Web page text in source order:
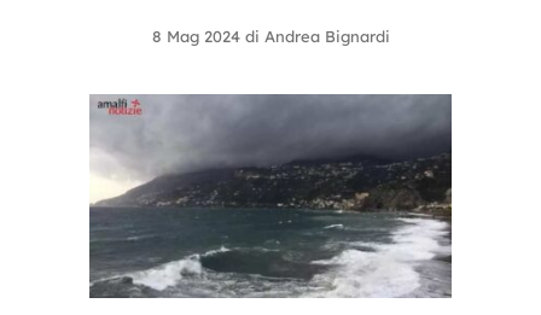
8 Mag 2024 di Andrea Bignardi